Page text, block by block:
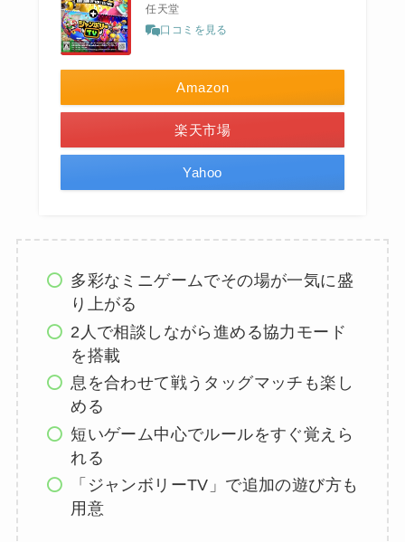
任天堂
口コミを見る
Amazon
楽天市場
Yahoo
多彩なミニゲームでその場が一気に盛
り上がる
2人で相談しながら進める協力モード
を搭載
息を合わせて戦うタッグマッチも楽し
める
短いゲーム中心でルールをすぐ覚えら
れる
「ジャンボリーTV」で追加の遊び方も
用意